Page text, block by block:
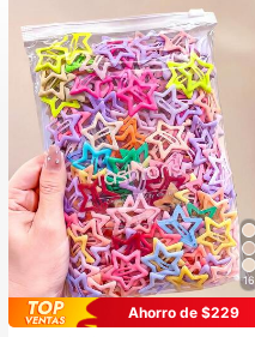
16
Ahorro de $229
#1 Más vendidos
en Casual Accesorios para el cabello de las mujere
¡Casi agotado!